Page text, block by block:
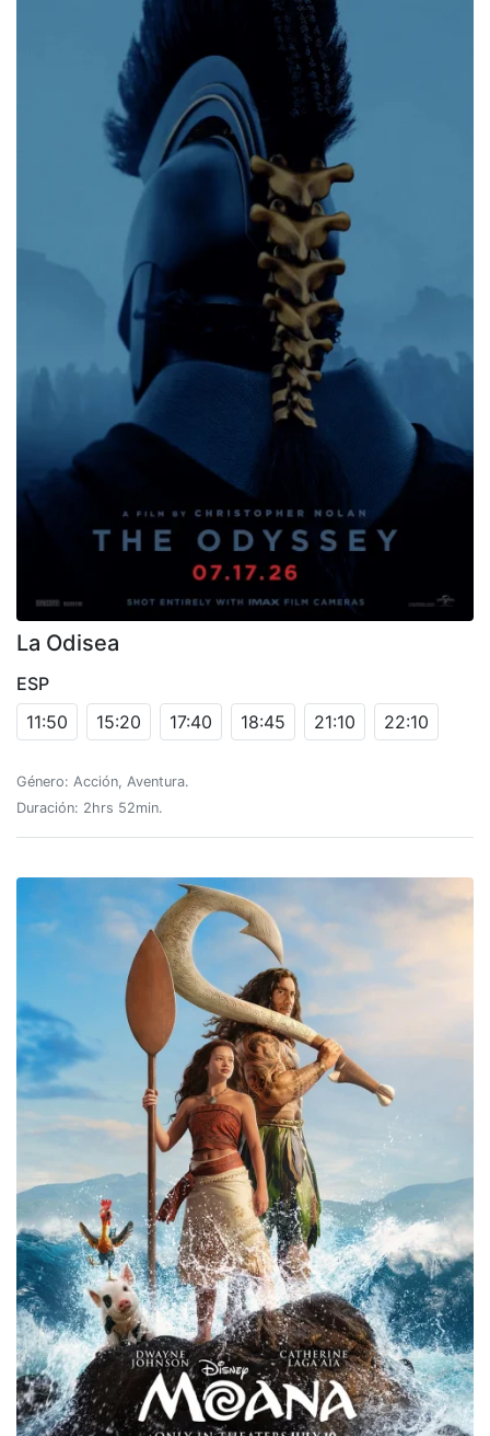
La Odisea
ESP
11:50
15:20 17:40 18:45 21:10 22:10
Género: Acción, Aventura.
Duración: 2hrs 52min.